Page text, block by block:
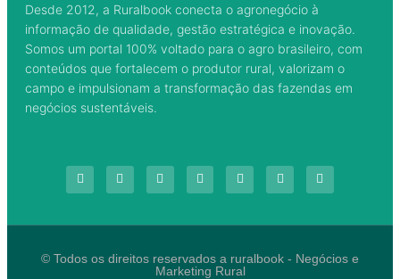
Desde 2012, a Ruralbook conecta o agronegócio à
informação de qualidade, gestão estratégica e inovação.
Somos um portal 100% voltado para o agro brasileiro, com
conteúdos que fortalecem o produtor rural, valorizam o
campo e impulsionam a transformação das fazendas em
negócios sustentáveis.
© Todos os direitos reservados a ruralbook - Negócios e
Marketing Rural